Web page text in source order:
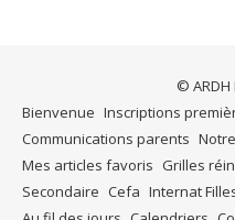
© ARDH
Bienvenue Inscriptions
Communications parents
Mes articles favoris Grilles
Secondaire Cefa Internat